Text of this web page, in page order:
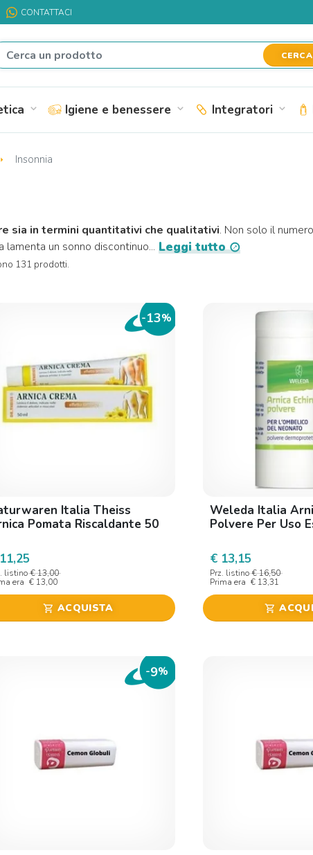
CONTATTACI
CERCA
expand_more Igiene e benessere expand_more Integratori expand_more
Insonnia
sia in termini quantitativi che qualitativi. Non solo il
lamenta un sonno discontinuo... Leggi tutto
131 prodotti.
-13%
Italia Theiss
Pomata Riscaldante 50
listino € 13,00
era € 13,00
shopping_cart ACQUISTA
Weleda Italia
Polvere Per Uso
€ 13,15
Prz. listino € 16,50
Prima era € 13,31
shopping_cart
-9%